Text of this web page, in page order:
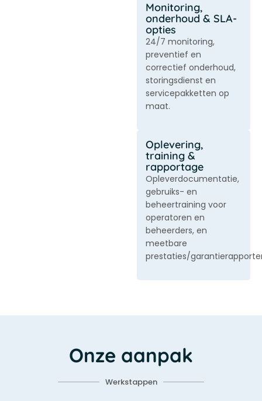
Monitoring,
onderhoud & SLA-
opties
24/7 monitoring,
preventief en
correctief onderhoud,
storingsdienst en
servicepakketten op
maat.
Oplevering,
training &
rapportage
Opleverdocumentatie,
gebruiks- en
beheertraining voor
operatoren en
beheerders, en
meetbare
prestaties/
Onze aanpak
Werkstappen